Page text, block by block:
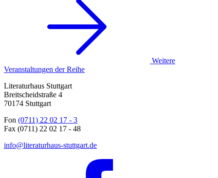
Weitere
Veranstaltungen der Reihe
Literaturhaus Stuttgart
Breitscheidstraße 4
70174 Stuttgart
Fon (0711) 22 02 17 - 3
Fax (0711) 22 02 17 - 48
info@literaturhaus-stuttgart.de